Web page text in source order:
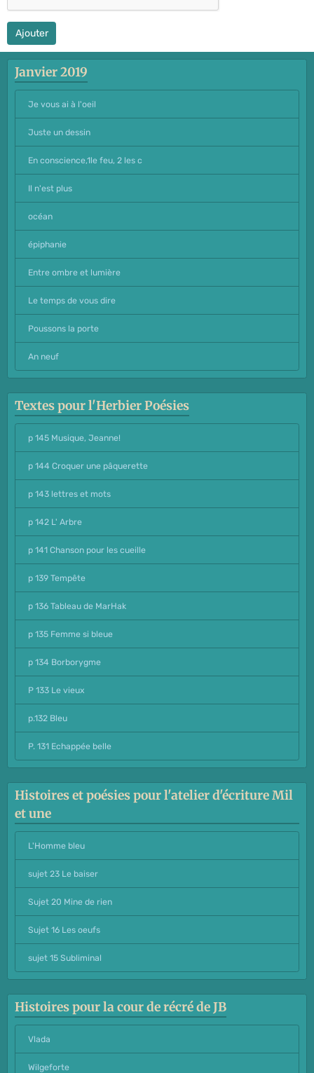
Ajouter
Janvier 2019
Je vous ai à l'oeil
Juste un dessin
En conscience,1le feu, 2 les c
Il n'est plus
océan
épiphanie
Entre ombre et lumière
Le temps de vous dire
Poussons la porte
An neuf
Textes pour l'Herbier Poésies
p 145 Musique, Jeanne!
p 144 Croquer une pâquerette
p 143 lettres et mots
p 142 L' Arbre
p 141 Chanson pour les cueille
p 139 Tempête
p 136 Tableau de MarHak
p 135 Femme si bleue
p 134 Borborygme
P 133 Le vieux
p.132 Bleu
P. 131 Echappée belle
Histoires et poésies pour l'atelier d'écriture Mil
et une
L'Homme bleu
sujet 23 Le baiser
Sujet 20 Mine de rien
Sujet 16 Les oeufs
sujet 15 Subliminal
Histoires pour la cour de récré de JB
Vlada
Wilgeforte